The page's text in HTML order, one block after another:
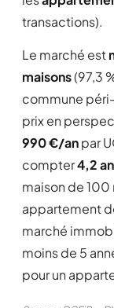
transactions).
Le marché est
maisons(97,3
commune
prix en
990 €/anpar
compter4,2
maison de 100
appartement
marché
moins de 5
pour un